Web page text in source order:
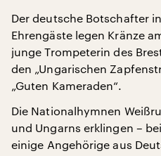
Der deutsche Botschafter
Ehrengäste legen Kränze
junge Trompeterin des
den „Ungarischen
„Guten Kameraden“.
Die Nationalhymnen
und Ungarns erklingen –
einige Angehörige aus